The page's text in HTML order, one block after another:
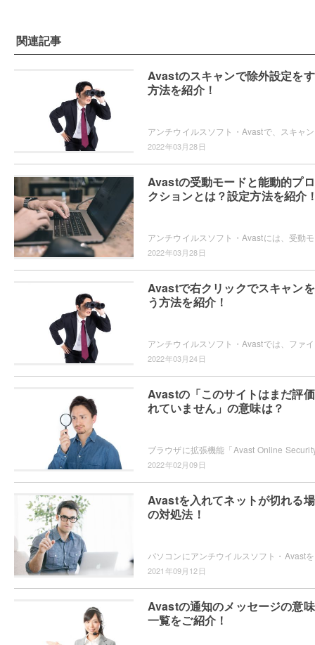
関連記事
Avastのスキャンで除外設定を
方法を紹介！
2022年03月28日
Avastの受動モードと能動的プ
クションとは？設定方法を紹介
2022年03月28日
Avastで右クリックでスキャン
う方法を紹介！
2022年03月24日
Avastの「このサイトはまだ評
れていません」の意味は？
2022年02月09日
Avastを入れてネットが切れる
の対処法！
2021年09月12日
Avastの通知のメッセージの意
一覧をご紹介！